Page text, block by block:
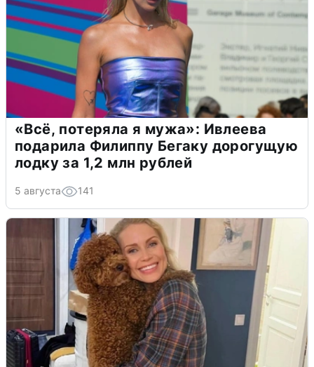
«Всё, потеряла я мужа»: Ивлеева
подарила Филиппу Бегаку дорогущую
лодку за 1,2 млн рублей
5 августа 141